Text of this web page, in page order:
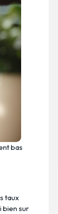
bas
taux
bien sur